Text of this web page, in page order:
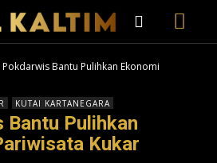
Pokdarwis Bantu Pulihkan Ekonomi
KUTAI KARTANEGARA
Bantu Pulihkan
Kukar